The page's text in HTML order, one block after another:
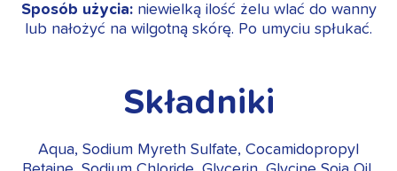
Sposób użycia:niewielką ilość żelu wlać do wanny
lub nałożyć na wilgotną skórę. Po umyciu spłukać.
Składniki
Aqua, Sodium Myreth Sulfate, Cocamidopropyl